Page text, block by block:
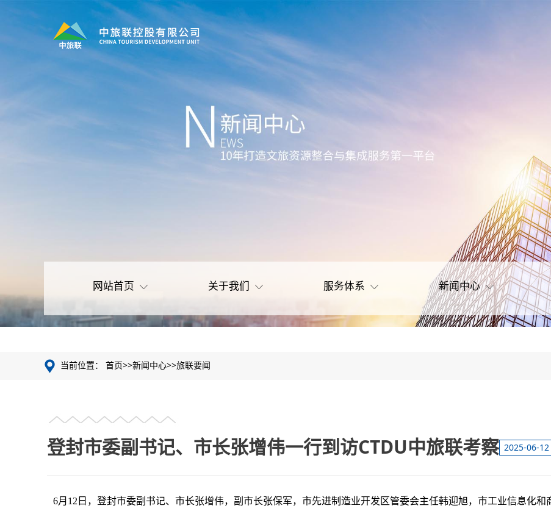
网站首页 关于我们 服务体系 新闻中心
当前位置： 首页>>新闻中心>>旅联要闻
登封市委副书记、市长张增伟一行到访CTDU中旅联考察 2025-06-12
6月12日，登封市委副书记、市长张增伟，副市长张保军，市先进制造业开发区管委会主任韩迎旭，市工业信息化和